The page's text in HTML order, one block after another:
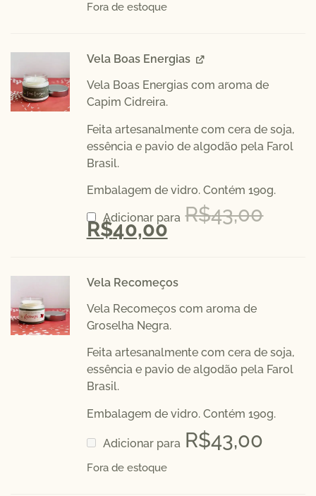
Fora de estoque
Vela Boas Energias
Vela Boas Energias com aroma de
Capim Cidreira.
Feita artesanalmente com cera de soja,
essência e pavio de algodão pela Farol
Brasil.
Embalagem de vidro. Contém 190g.
Adicionar para R$43,00
R$40,00
Vela Recomeços
Vela Recomeços com aroma de
Groselha Negra.
Feita artesanalmente com cera de soja,
essência e pavio de algodão pela Farol
Brasil.
Embalagem de vidro. Contém 190g.
Adicionar para R$43,00
Fora de estoque